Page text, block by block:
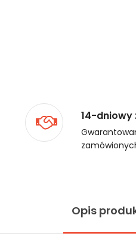
14-dniowy
Opis